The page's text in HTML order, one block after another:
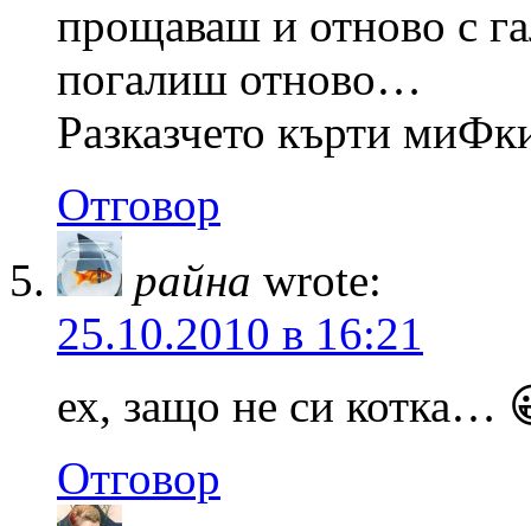
прощаваш и отново с
погалиш отново…
Разказчето кърти
Отговор
райна wrote:
25.10.2010 в 16:21
ех, защо не си котка…
Отговор